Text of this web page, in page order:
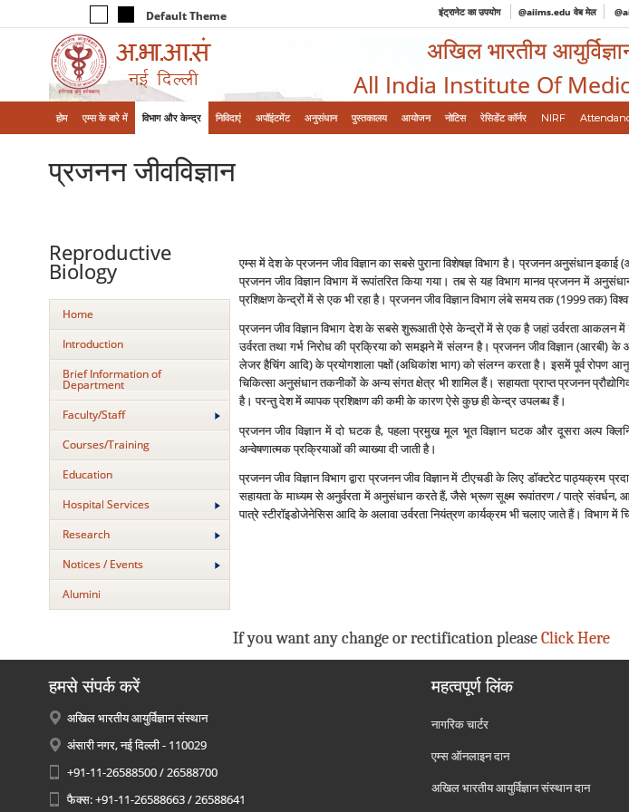
Default Theme इंट्रानेट का उपयोग @aiims.edu वेब मेल
अखिल भारतीय
All India Institute Of
होम एम्‍स के बारे में विभाग और केन्‍द्र निविदाएं अपॉइंटमेंट अनुसंधान पुस्तकालय आयोजन नोटिस रेसिडेंट कॉर्नर NIRF
प्रजनन जीवविज्ञान
Reproductive
Biology
Home
Introduction
Brief Information of
Department
Faculty/Staff
Courses/Training
Education
Hospital Services
Research
Notices / Events
Alumini
एम्‍स में देश के प्रजनन जीव विज्ञान का सबसे पुराना विशेषज्ञ विभाग है। प्रजनन अनुसंधान
प्रजनन जीव विज्ञान विभाग में रूपांतरित किया गया। तब से यह विभाग मानव प्रजनन में
प्रशिक्षण केन्‍द्रों में से एक भी रहा है। प्रजनन जीव विज्ञान विभाग लंबे समय तक (1999 तक)
प्रजनन जीव विज्ञान विभाग देश के सबसे शुरूआती ऐसे केन्‍द्रों में से एक है जहां उर्वरता आकलन
उर्वरता तथा गर्भ निरोध की प्रक्रिया को समझने में संलग्‍न है। प्रजनन जीव विज्ञान (आरबी) के
लेजर हैचिंग आदि) के प्रयोगशाला पक्षों (अधिकांश भाग) को संलग्‍न करता है। इसमें पूर्व
चिकित्‍सा अनुसंधान तकनीकों के अन्‍य संगत क्षेत्र भी शामिल हैं। सहायता प्राप्‍त प्रजनन
है। परन्‍तु देश में व्‍यापक प्रशिक्षण की कमी के कारण ऐसे कुछ ही केन्‍द्र उपलब्‍ध हैं।
प्रजनन जीव विज्ञान में दो घटक है, पहला प्रमुख मूल भूत विज्ञान घटक और दूसरा अल्‍प
अन्‍वेषणात्‍मक प्रक्रियाओं की व्‍याख्‍या दी जाती है।
प्रजनन जीव विज्ञान विभाग द्वारा प्रजनन जीव विज्ञान में टीएचडी के लिए डॉक्‍टरेट पाठ्यक्रम
सहायता के माध्‍यम से अनुर्वरता में अनुसंधान करते हैं, जैसे भ्रूण सूक्ष्‍म रूपांतरण / पात्रे संवर्धन,
पात्रे स्‍टीरॉइडोजेनेसिस आदि के अलावा उर्वरता नियंत्रण कार्यक्रम भी चलाए जाते हैं। विभाग
If you want any change or rectification pleaseClick Here
हमसे संपर्क करें
अखिल भारतीय आयुर्विज्ञान संस्थान
अंसारी नगर, नई दिल्ली - 110029
+91-11-26588500 / 26588700
फैक्स: +91-11-26588663 / 26588641
महत्वपूर्ण लिंक
नागरिक चार्टर
एम्स ऑनलाइन दान
अखिल भारतीय आयुर्विज्ञान संस्थान दान